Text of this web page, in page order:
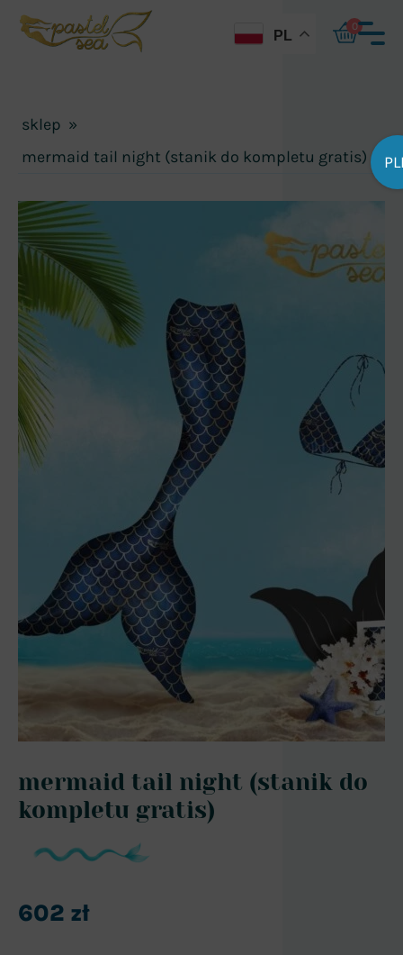
PL
0
sklep »
mermaid tail night (stanik do kompletu gratis)
mermaid tail night (stanik do
kompletu gratis)
602 zł